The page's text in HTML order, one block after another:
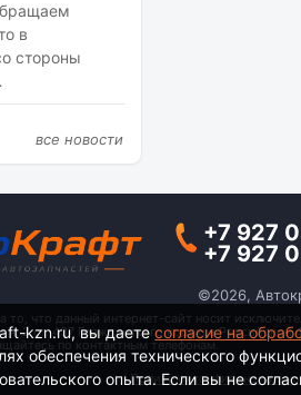
в
стороны
все новости
+7 927
+7 927
©2026,
что данный интернет-сайт носит
2 ст. 437 Гражданского кодекса
по контактным телефонам.
Политика
kzn.ru, вы даетесогласие на
обеспечения технического
опыта. Если вы не